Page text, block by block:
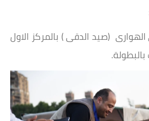
(صيد الدقى ) بالمركز الاول